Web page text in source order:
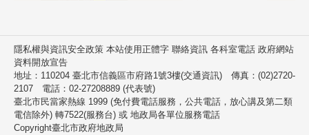
隱私權與資訊安全政策 本站使用正體字 聯絡資訊 各科室電話 政府網站
資料開放宣告
地址：110204 臺北市信義區市府路1號3樓(交通資訊) 傳真：(02)2720-
2107 電話：02-27208889 (代表號)
臺北市民當家熱線 1999 (免付費電話服務，公共電話，放心講及第二類
電信除外) 轉7522(服務台) 或 地政局各單位服務電話
Copyright臺北市政府地政局